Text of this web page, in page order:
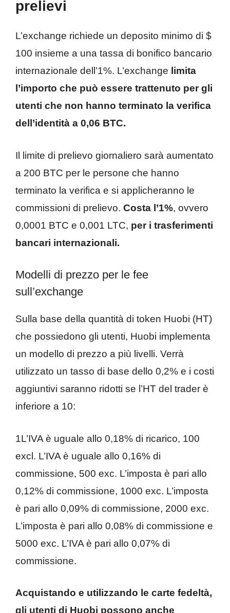
prelievi
L’exchange richiede un deposito minimo di $
100 insieme a una tassa di bonifico bancario
internazionale dell’1%. L’exchange limita
l’importo che può essere trattenuto per gli
utenti che non hanno terminato la verifica
dell’identità a 0,06 BTC.
Il limite di prelievo giornaliero sarà aumentato
a 200 BTC per le persone che hanno
terminato la verifica e si applicheranno le
commissioni di prelievo. Costa l’1%, ovvero
0,0001 BTC e 0,001 LTC, per i trasferimenti
bancari internazionali.
Modelli di prezzo per le fee
sull’exchange
Sulla base della quantità di token Huobi (HT)
che possiedono gli utenti, Huobi implementa
un modello di prezzo a più livelli. Verrà
utilizzato un tasso di base dello 0,2% e i costi
aggiuntivi saranno ridotti se l’HT del trader è
inferiore a 10:
1L’IVA è uguale allo 0,18% di ricarico, 100
excl. L’IVA è uguale allo 0,16% di
commissione, 500 exc. L’imposta è pari allo
0,12% di commissione, 1000 exc. L’imposta
è pari allo 0,09% di commissione, 2000 exc.
L’imposta è pari allo 0,08% di commissione e
5000 exc. L’IVA è pari allo 0,07% di
commissione.
Acquistando e utilizzando le carte fedeltà,
gli utenti di Huobi possono anche